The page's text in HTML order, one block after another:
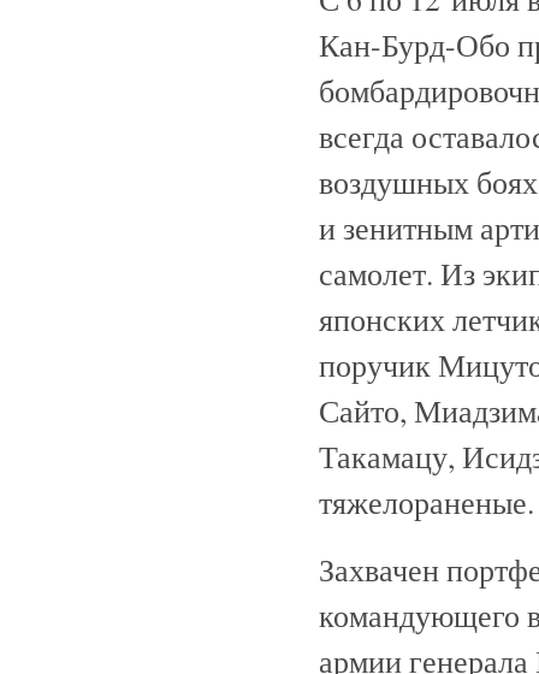
Кан-Бурд-Обо
всегда
воздушных
и зенитным
самолет. Из
японских
поручик
Сайто,
Такамацу,
тяжелораненые.
Захвачен
командующего
армии